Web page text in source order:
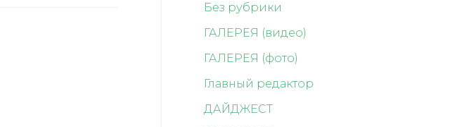
Без рубрики
ГАЛЕРЕЯ (видео)
ГАЛЕРЕЯ (фото)
Главный редактор
ДАЙДЖЕСТ